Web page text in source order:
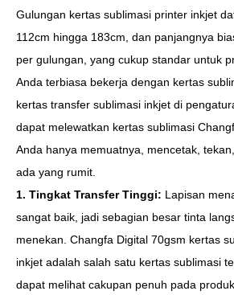
Gulungan kertas sublimasi printer inkjet
112cm hingga 183cm, dan panjangnya
per gulungan, yang cukup standar untuk
Anda terbiasa bekerja dengan kertas
kertas transfer sublimasi inkjet di
dapat melewatkan kertas sublimasi
Anda hanya memuatnya, mencetak,
ada yang rumit.
1. Tingkat Transfer Tinggi: Lapisan
sangat baik, jadi sebagian besar tinta
menekan. Changfa Digital 70gsm kertas
inkjet adalah salah satu kertas sublimasi
dapat melihat cakupan penuh pada